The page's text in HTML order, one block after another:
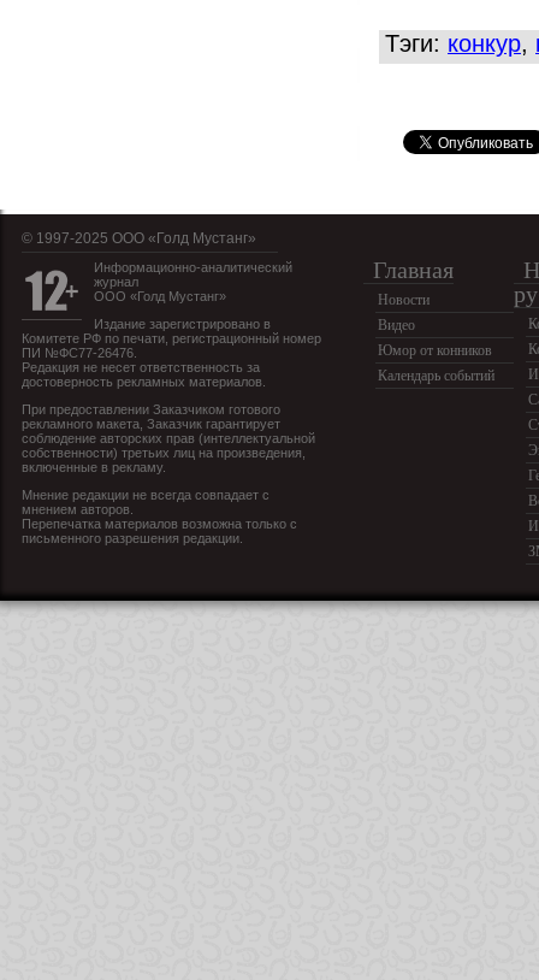
Тэги: конкур,
© 1997-2025 OOO «Голд Мустанг»
Информационно-аналитический
журнал
ООО «Голд Мустанг»
Издание зарегистрировано в
Комитете РФ по печати, регистрационный номер
ПИ №ФС77-26476.
Редакция не несет ответственность за
достоверность рекламных материалов.
При предоставлении Заказчиком готового
рекламного макета, Заказчик гарантирует
соблюдение авторских прав (интеллектуальной
собственности) третьих лиц на произведения,
включенные в рекламу.
Мнение редакции не всегда совпадает с
мнением авторов.
Перепечатка материалов возможна только с
письменного разрешения редакции.
Главная
Новости
Видео
Юмор от конников
Календарь событий